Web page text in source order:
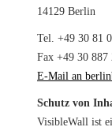
14129 Berlin
Tel. +49 30 81
Fax +49 30 887
E-Mail an
Schutz von
VisibleWall ist